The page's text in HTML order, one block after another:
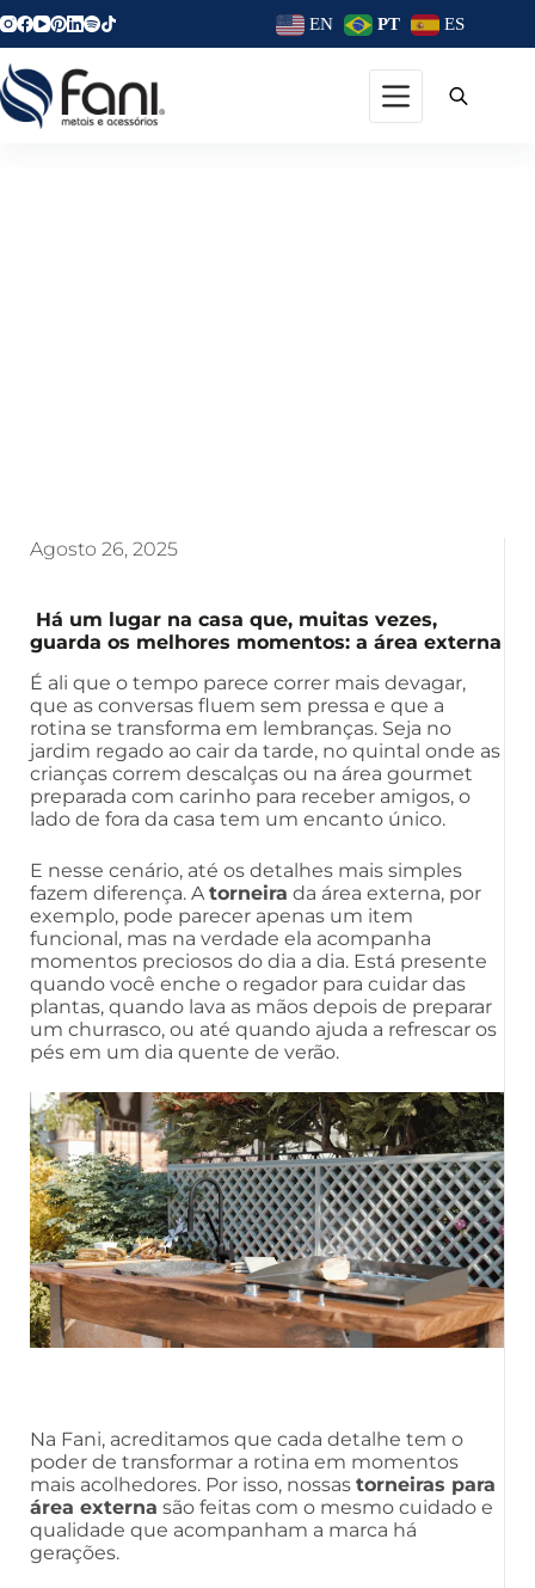
EN PT ES
Agosto 26, 2025
Há um lugar na casa que, muitas vezes,
guarda os melhores momentos: a área externa
É ali que o tempo parece correr mais devagar,
que as conversas fluem sem pressa e que a
rotina se transforma em lembranças. Seja no
jardim regado ao cair da tarde, no quintal onde as
crianças correm descalças ou na área gourmet
preparada com carinho para receber amigos, o
lado de fora da casa tem um encanto único.
E nesse cenário, até os detalhes mais simples
fazem diferença. A torneira da área externa, por
exemplo, pode parecer apenas um item
funcional, mas na verdade ela acompanha
momentos preciosos do dia a dia. Está presente
quando você enche o regador para cuidar das
plantas, quando lava as mãos depois de preparar
um churrasco, ou até quando ajuda a refrescar os
pés em um dia quente de verão.
Na Fani, acreditamos que cada detalhe tem o
poder de transformar a rotina em momentos
mais acolhedores. Por isso, nossas torneiras para
área externa são feitas com o mesmo cuidado e
qualidade que acompanham a marca há
gerações.